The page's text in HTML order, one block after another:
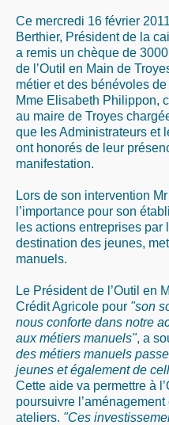
Ce mercredi 16 février
Berthier, Président de la
a remis un chèque de
de l’Outil en Main de
métier et des bénévoles de
Mme Elisabeth Philippon,
au maire de Troyes
que les Administrateurs et
ont honorés de leur
manifestation.
Lors de son intervention
l’importance pour son
les actions entreprises par
destination des jeunes,
manuels.
Le Président de l’Outil en
Crédit Agricole pour "son
nous conforte dans notre
aux métiers manuels", a
des métiers manuels
jeunes et également de
Cette aide va permettre à
poursuivre
ateliers. "Ces